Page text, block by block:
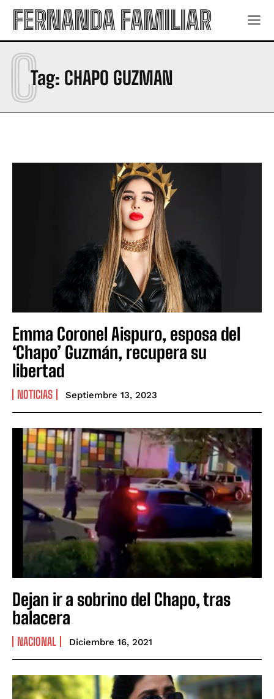
FERNANDA FAMILIAR
Tag: CHAPO GUZMAN
C
Emma Coronel Aispuro, esposa del
‘Chapo’ Guzmán, recupera su
libertad
NOTICIAS Septiembre 13, 2023
Dejan ir a sobrino del Chapo, tras
balacera
NACIONAL Diciembre 16, 2021